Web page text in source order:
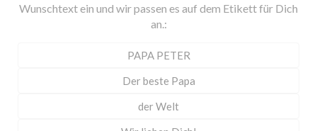
Wunschtext ein und wir passen es auf dem Etikett für Dich
an.: